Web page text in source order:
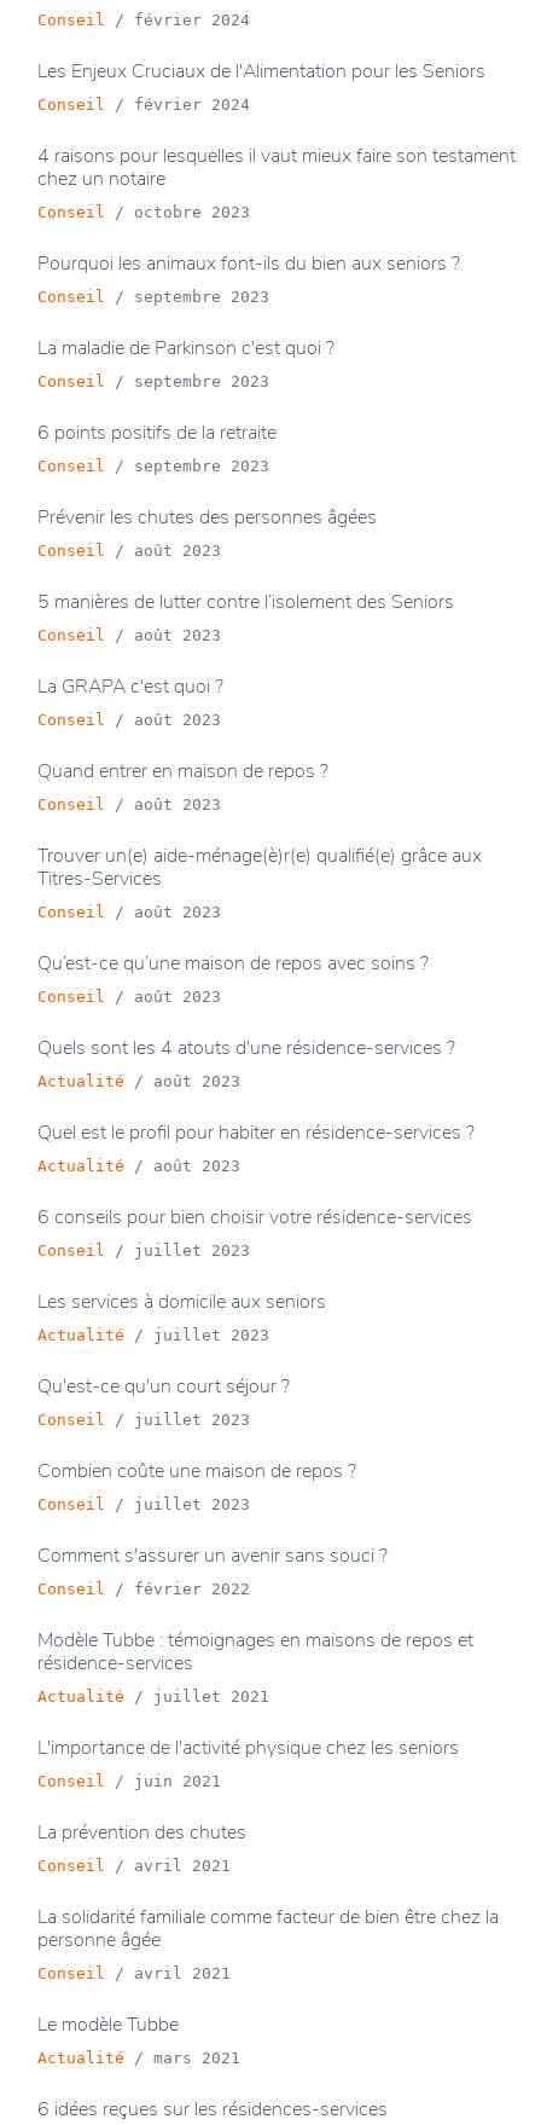
Conseil / février 2024
Les Enjeux Cruciaux de l'Alimentation pour les Seniors
Conseil / février 2024
4 raisons pour lesquelles il vaut mieux faire son testament
chez un notaire
Conseil / octobre 2023
Pourquoi les animaux font-ils du bien aux seniors ?
Conseil / septembre 2023
La maladie de Parkinson c'est quoi ?
Conseil / septembre 2023
6 points positifs de la retraite
Conseil / septembre 2023
Prévenir les chutes des personnes âgées
Conseil / août 2023
5 manières de lutter contre l’isolement des Seniors
Conseil / août 2023
La GRAPA c'est quoi ?
Conseil / août 2023
Quand entrer en maison de repos ?
Conseil / août 2023
Trouver un(e) aide-ménage(è)r(e) qualifié(e) grâce aux
Titres-Services
Conseil / août 2023
Qu’est-ce qu’une maison de repos avec soins ?
Conseil / août 2023
Quels sont les 4 atouts d'une résidence-services ?
Actualité / août 2023
Quel est le profil pour habiter en résidence-services ?
Actualité / août 2023
6 conseils pour bien choisir votre résidence-services
Conseil / juillet 2023
Les services à domicile aux seniors
Actualité / juillet 2023
Qu'est-ce qu'un court séjour ?
Conseil / juillet 2023
Combien coûte une maison de repos ?
Conseil / juillet 2023
Comment s'assurer un avenir sans souci ?
Conseil / février 2022
Modèle Tubbe : témoignages en maisons de repos et
résidence-services
Actualité / juillet 2021
L'importance de l'activité physique chez les seniors
Conseil / juin 2021
La prévention des chutes
Conseil / avril 2021
La solidarité familiale comme facteur de bien être chez la
personne âgée
Conseil / avril 2021
Le modèle Tubbe
Actualité / mars 2021
6 idées reçues sur les résidences-services